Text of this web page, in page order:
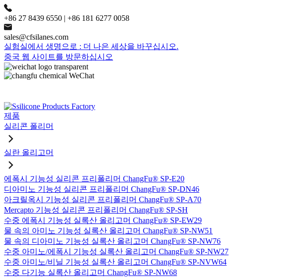
+86 27 8439 6550 | +86 181 6277 0058
sales@cfsilanes.com
실험실에서 생명으로 : 더 나은 세상을 바꾸십시오.
중국 웹 사이트를 방문하십시오
제품
실리콘 폴리머
실란 올리고머
에폭시 기능성 실리콘 프리폴리머 ChangFu® SP-E20
디아미노 기능성 실리콘 프리폴리머 ChangFu® SP-DN46
아크릴옥시 기능성 실리콘 프리폴리머 ChangFu® SP-A70
Mercapto 기능성 실리콘 프리폴리머 ChangFu® SP-SH
수중 에폭시 기능성 실록산 올리고머 ChangFu® SP-EW29
물 속의 아미노 기능성 실록산 올리고머 ChangFu® SP-NW51
물 속의 디아미노 기능성 실록산 올리고머 ChangFu® SP-NW76
수중 아미노/에폭시 기능성 실록산 올리고머 ChangFu® SP-NW27
수중 아미노/비닐 기능성 실록산 올리고머 ChangFu® SP-NVW64
수중 다기능 실록산 올리고머 ChangFu® SP-NW68